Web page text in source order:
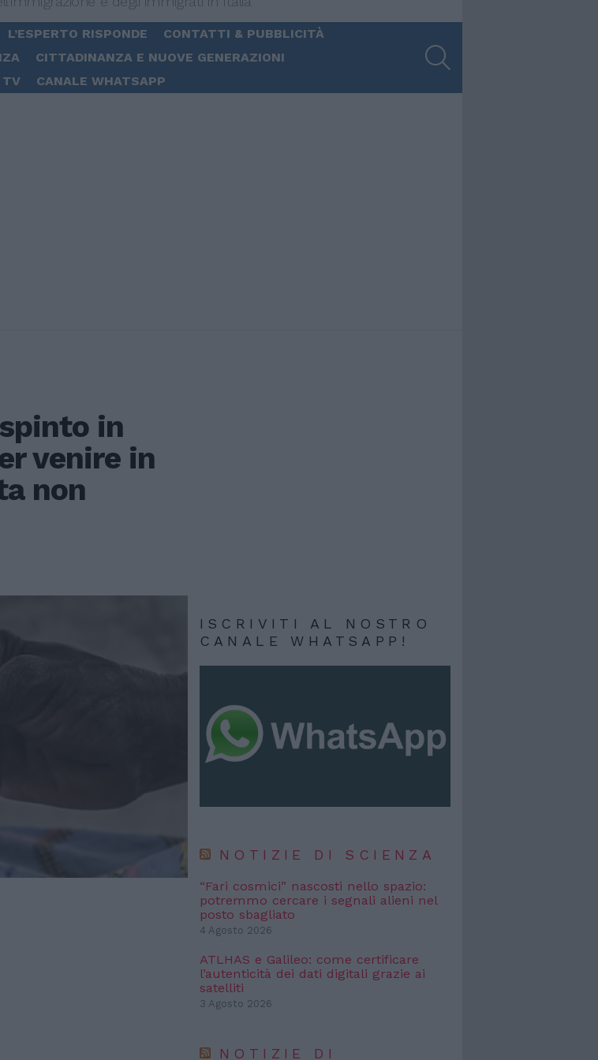
L’ESPERTO RISPONDE
CONTATTI & PUBBLICITÀ
CITTADINANZA E NUOVE GENERAZIONI
TV CANALE WHATSAPP
in
venire in
non
ISCRIVITI AL NOSTRO
CANALE WHATSAPP!
NOTIZIE DI SCIENZA
“Fari cosmici” nascosti nello spazio:
potremmo cercare i segnali alieni nel
posto sbagliato
4 Agosto 2026
ATLHAS e Galileo: come certificare
l’autenticità dei dati digitali grazie ai
satelliti
3 Agosto 2026
NOTIZIE DI